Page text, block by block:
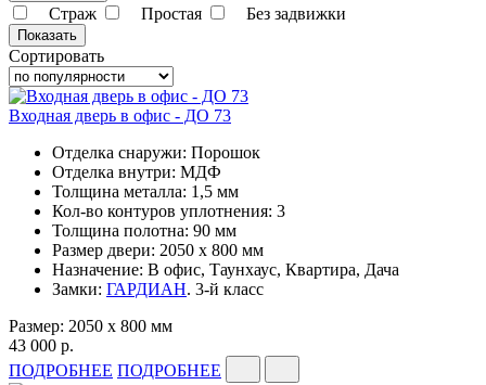
Страж Простая Без задвижки
Сортировать
Входная дверь в офис - ДО 73
Отделка снаружи: Порошок
Отделка внутри: МДФ
Толщина металла: 1,5 мм
Кол-во контуров уплотнения: 3
Толщина полотна: 90 мм
Размер двери: 2050 x 800 мм
Назначение: В офис, Таунхаус, Квартира, Дача
Замки: ГАРДИАН. 3-й класс
Размер: 2050 x 800 мм
43 000 р.
ПОДРОБНЕЕ ПОДРОБНЕЕ